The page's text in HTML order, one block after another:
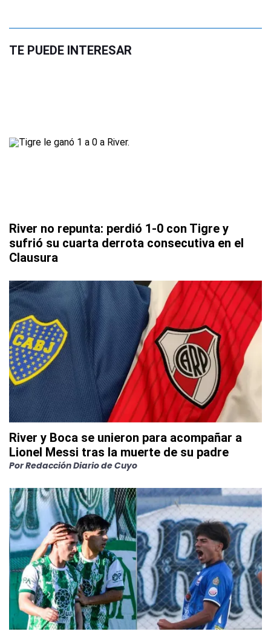
TE PUEDE INTERESAR
River no repunta: perdió 1-0 con Tigre y
sufrió su cuarta derrota consecutiva en el
Clausura
River y Boca se unieron para acompañar a
Lionel Messi tras la muerte de su padre
PorRedacción Diario de Cuyo